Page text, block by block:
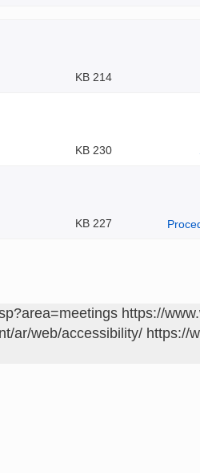
214 KB
230 KB
227 KB
https://
ar/web/accessibility/ https://